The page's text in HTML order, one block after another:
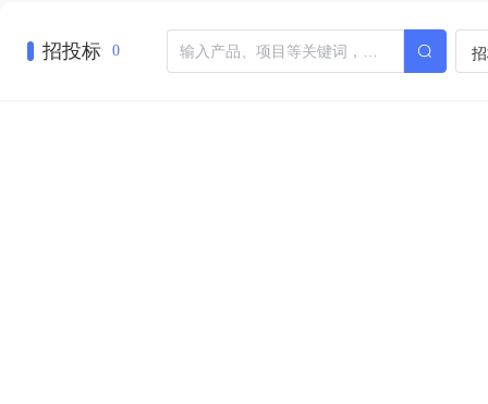
招投标 0